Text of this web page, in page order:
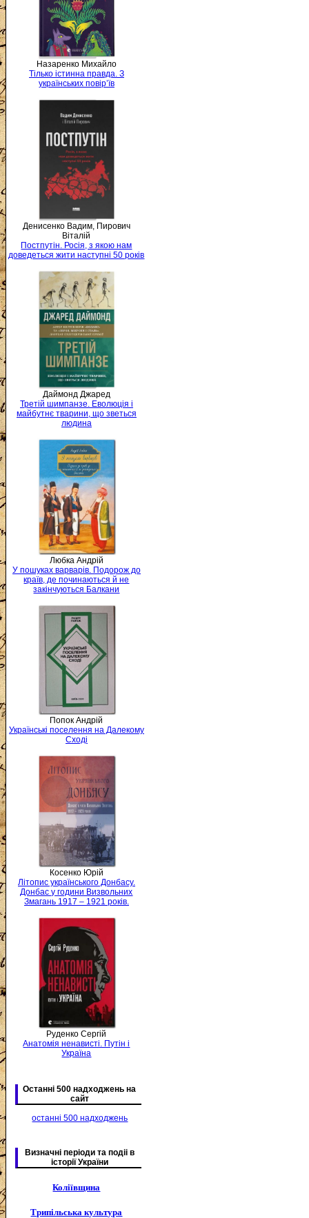
Назаренко Михайло
Тілько істинна правда. З
українських повір’їв
Денисенко Вадим, Пирович
Віталій
Постпутін. Росія, з якою нам
доведеться жити наступні 50 років
Даймонд Джаред
Третій шимпанзе. Еволюція і
майбутнє тварини, що зветься
людина
Любка Андрій
У пошуках варварів. Подорож до
країв, де починаються й не
закінчуються Балкани
Попок Андрій
Українські поселення на Далекому
Сході
Косенко Юрій
Літопис українського Донбасу.
Донбас у години Визвольних
Змагань 1917 – 1921 років.
Руденко Сергій
Анатомія ненависті. Путін і
Україна
Останні 500 надходжень на
сайт
останні 500 надходжень
Визначні періоди та подіі в
історії України
Коліївщина
Трипільська культура